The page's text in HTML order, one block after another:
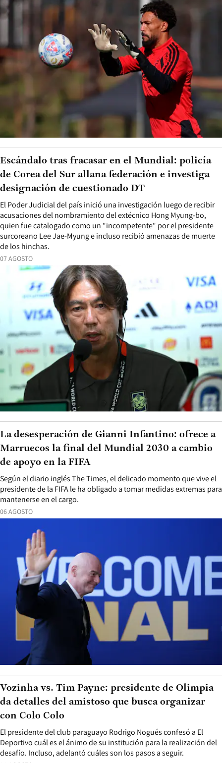
07 AGOSTO
El Poder Judicial del país inició una investigación luego de recibir
acusaciones del nombramiento del extécnico Hong Myung-bo,
quien fue catalogado como un "incompetente" por el presidente
surcoreano Lee Jae-Myung e incluso recibió amenazas de muerte
de los hinchas.
Escándalo tras fracasar en el Mundial: policía
de Corea del Sur allana federación e investiga
designación de cuestionado DT
06 AGOSTO
Según el diario inglés The Times, el delicado momento que vive el
presidente de la FIFA le ha obligado a tomar medidas extremas para
mantenerse en el cargo.
La desesperación de Gianni Infantino: ofrece a
Marruecos la final del Mundial 2030 a cambio
de apoyo en la FIFA
El presidente del club paraguayo Rodrigo Nogués confesó a El
Deportivo cuál es el ánimo de su institución para la realización del
desafío. Incluso, adelantó cuáles son los pasos a seguir.
Vozinha vs. Tim Payne: presidente de Olimpia
da detalles del amistoso que busca organizar
con Colo Colo